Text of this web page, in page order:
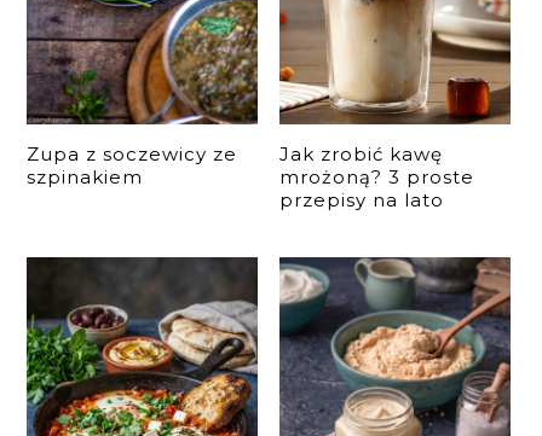
Zupa z soczewicy ze
szpinakiem
Jak zrobić kawę
mrożoną? 3 proste
przepisy na lato